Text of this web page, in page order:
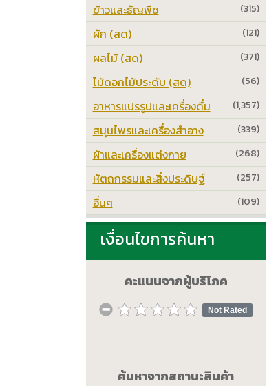
(315)
ข้าวและธัญพืช
(121)
ผัก (สด)
(371)
ผลไม้ (สด)
(56)
ไม้ดอกไม้ประดับ (สด)
(1,357)
อาหารแปรรูปและเครื่องดื่ม
(339)
สมุนไพรและเครื่องสำอาง
(268)
ผ้าและเครื่องแต่งกาย
(257)
หัตถกรรมและสิ่งประดิษฐ์
(109)
อื่นๆ
เงื่อนไขการค้นหา
คะแนนจากผู้บริโภค
Not Rated
ค้นหาจากสถานะสินค้า